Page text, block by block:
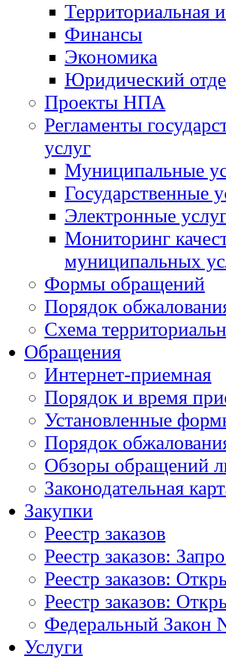
Территориальная
Финансы
Экономика
Юридический
Проекты НПА
Регламенты
услуг
Муниципальные
Государственные
Электронные
Мониторинг
муниципальных
Формы обращений
Порядок
Схема
Обращения
Интернет-приемная
Порядок и время
Установленные
Порядок
Обзоры обращений
Законодательная
Закупки
Реестр заказов
Реестр заказов:
Реестр заказов:
Реестр заказов:
Федеральный Закон
Услуги